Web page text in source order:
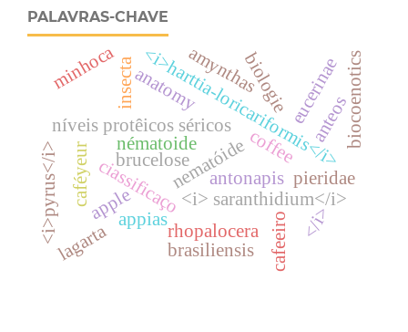
PALAVRAS-CHAVE
antonapis
nematóide
<i>harttia-loricariformis</i>
<i> saranthidium</i>
ciassificaço
brucelose
níveis protêicos séricos
insecta biologie
cafeeiro
eucerinae
coffee
nématoide
caféyeur
rhopalocera
pieridae
anteos
</i>
appias
biocoenotics
anatomy
brasiliensis
apple
<i>pyrus</i>
amynthas
minhoca
lagarta